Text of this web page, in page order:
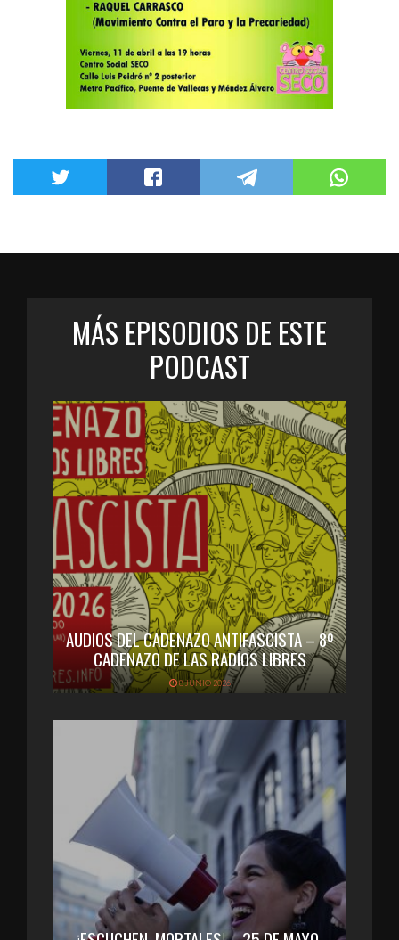
MÁS EPISODIOS DE ESTE
PODCAST
AUDIOS DEL CADENAZO ANTIFASCISTA – 8º
CADENAZO DE LAS RADIOS LIBRES
8 JUNIO 2026